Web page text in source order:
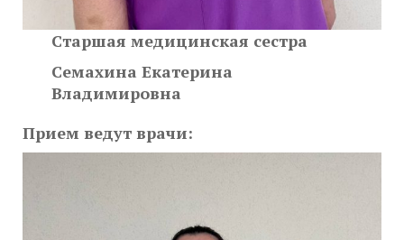
Старшая медицинская сестра
Семахина Екатерина
Владимировна
Прием ведут врачи: